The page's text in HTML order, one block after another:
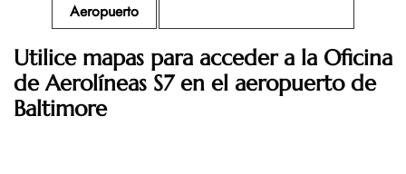
Aeropuerto
Utilice mapas para acceder a la Oficina
de Aerolíneas S7 en el aeropuerto de
Baltimore